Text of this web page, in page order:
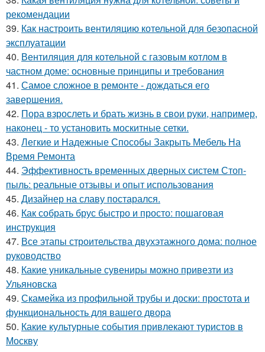
рекомендации
39. Как настроить вентиляцию котельной для безопасной
эксплуатации
40. Вентиляция для котельной с газовым котлом в
частном доме: основные принципы и требования
41. Самое сложное в ремонте - дождаться его
завершения.
42. Пора взрослеть и брать жизнь в свои руки, например,
наконец - то установить москитные сетки.
43. Легкие и Надежные Способы Закрыть Мебель На
Время Ремонта
44. Эффективность временных дверных систем Стоп-
пыль: реальные отзывы и опыт использования
45. Дизайнер на славу постарался.
46. Как собрать брус быстро и просто: пошаговая
инструкция
47. Все этапы строительства двухэтажного дома: полное
руководство
48. Какие уникальные сувениры можно привезти из
Ульяновска
49. Скамейка из профильной трубы и доски: простота и
функциональность для вашего двора
50. Какие культурные события привлекают туристов в
Москву